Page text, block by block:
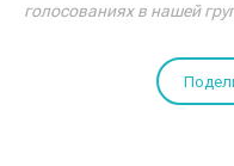
голосованиях в нашей